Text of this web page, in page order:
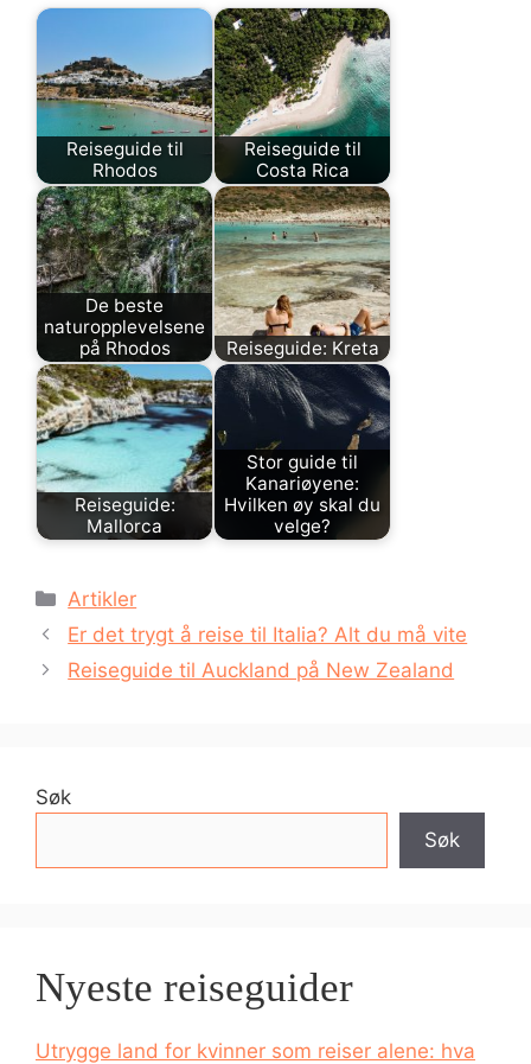
Reiseguide til
Rhodos
Reiseguide til
Costa Rica
De beste
naturopplevelsene
på Rhodos
Reiseguide: Kreta
Reiseguide:
Mallorca
Stor guide til
Kanariøyene:
Hvilken øy skal du
velge?
Kategorier
Artikler
Er det trygt å reise til Italia? Alt du må vite
Reiseguide til Auckland på New Zealand
Søk
Søk
Nyeste reiseguider
Utrygge land for kvinner som reiser alene: hva